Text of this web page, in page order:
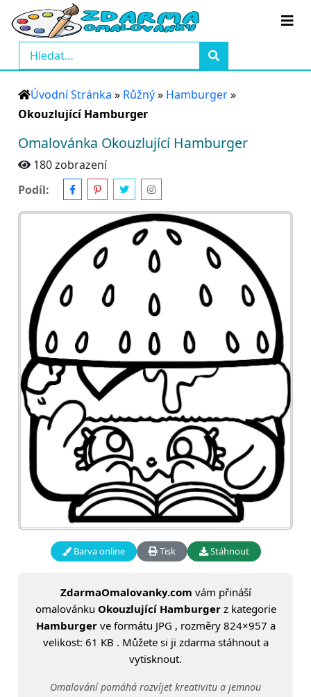
Úvodní Stránka » Růžný» Hamburger»
Okouzlující Hamburger
Omalovánka Okouzlující Hamburger
180 zobrazení
Podíl:
Barva online Tisk Stáhnout
ZdarmaOmalovanky.com vám přináší
omalovánku Okouzlující Hamburgerz kategorie
Hamburgerve formátu JPG , rozměry 824×957 a
velikost: 61 KB . Můžete si ji zdarma stáhnout a
vytisknout.
Omalování pomáhá rozvíjet kreativitu a jemnou